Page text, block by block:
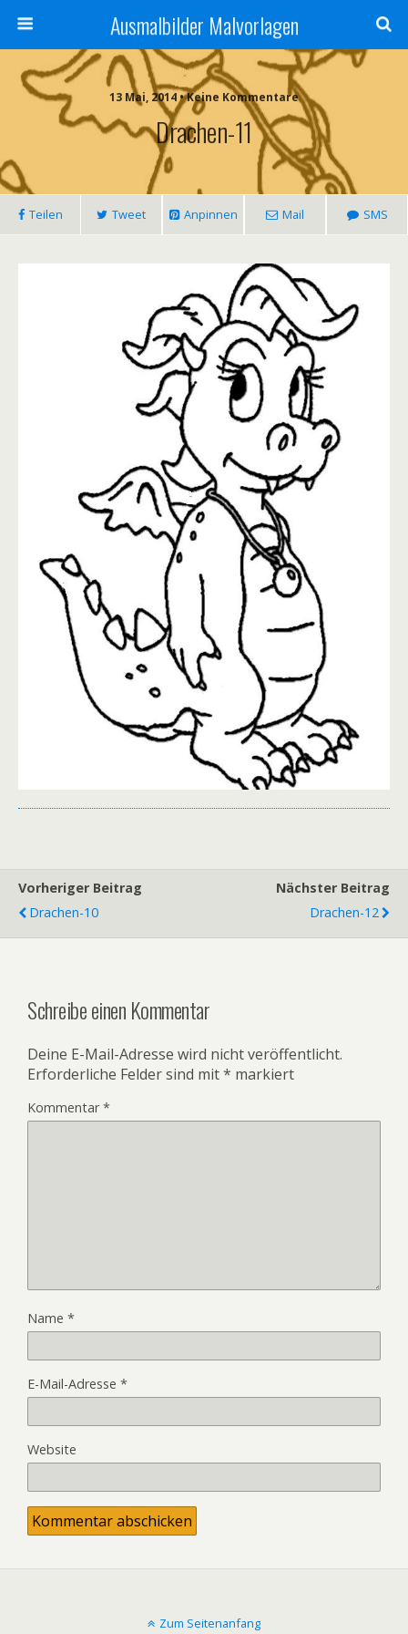
Ausmalbilder Malvorlagen
13 Mai, 2014 • Keine Kommentare
Drachen-11
Teilen Tweet Anpinnen Mail SMS
Vorheriger Beitrag
Drachen-10
Nächster Beitrag
Drachen-12
Schreibe einen Kommentar
Deine E-Mail-Adresse wird nicht veröffentlicht.
Erforderliche Felder sind mit* markiert
Kommentar*
Name *
E-Mail-Adresse *
Website
Zum Seitenanfang